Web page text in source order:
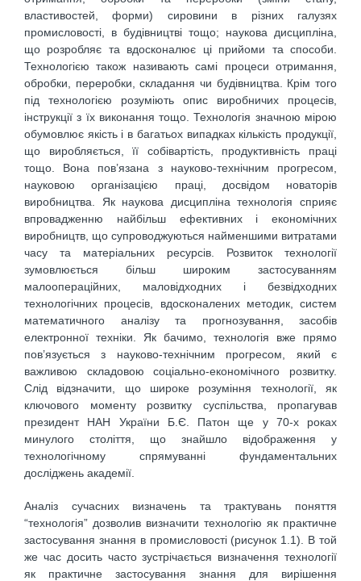
властивостей, форми) сировини в різних галузях
промисловості, в будівництві тощо; наукова дисципліна,
що розробляє та вдосконалює ці прийоми та способи.
Технологією також називають самі процеси отримання,
обробки, переробки, складання чи будівництва. Крім того
під технологією розуміють опис виробничих процесів,
інструкції з їх виконання тощо. Технологія значною мірою
обумовлює якість і в багатьох випадках кількість продукції,
що виробляється, її собівартість, продуктивність праці
тощо. Вона пов’язана з науково-технічним прогресом,
науковою організацією праці, досвідом новаторів
виробництва. Як наукова дисципліна технологія сприяє
впровадженню найбільш ефективних і економічних
виробництв, що супроводжуються найменшими витратами
часу та матеріальних ресурсів. Розвиток технології
зумовлюється більш широким застосуванням
малоопераційних, маловідходних і безвідходних
технологічних процесів, вдосконалених методик, систем
математичного аналізу та прогнозування, засобів
електронної техніки. Як бачимо, технологія вже прямо
пов’язується з науково-технічним прогресом, який є
важливою складовою соціально-економічного розвитку.
Слід відзначити, що широке розуміння технології, як
ключового моменту розвитку суспільства, пропагував
президент НАН України Б.Є. Патон ще у 70-х роках
минулого століття, що знайшло відображення у
технологічному спрямуванні фундаментальних
досліджень академії.
Аналіз сучасних визначень та трактувань поняття
“технологія” дозволив визначити технологію як практичне
застосування знання в промисловості (рисунок 1.1). В той
же час досить часто зустрічається визначення технології
як практичне застосування знання для вирішення